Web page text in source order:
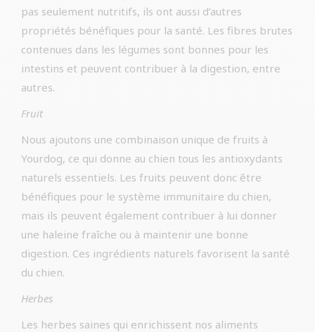
pas seulement nutritifs, ils ont aussi d’autres
propriétés bénéfiques pour la santé. Les fibres brutes
contenues dans les légumes sont bonnes pour les
intestins et peuvent contribuer à la digestion, entre
autres.
Fruit
Nous ajoutons une combinaison unique de fruits à
Yourdog, ce qui donne au chien tous les antioxydants
naturels essentiels. Les fruits peuvent donc être
bénéfiques pour le système immunitaire du chien,
mais ils peuvent également contribuer à lui donner
une haleine fraîche ou à maintenir une bonne
digestion. Ces ingrédients naturels favorisent la santé
du chien.
Herbes
Les herbes saines qui enrichissent nos aliments